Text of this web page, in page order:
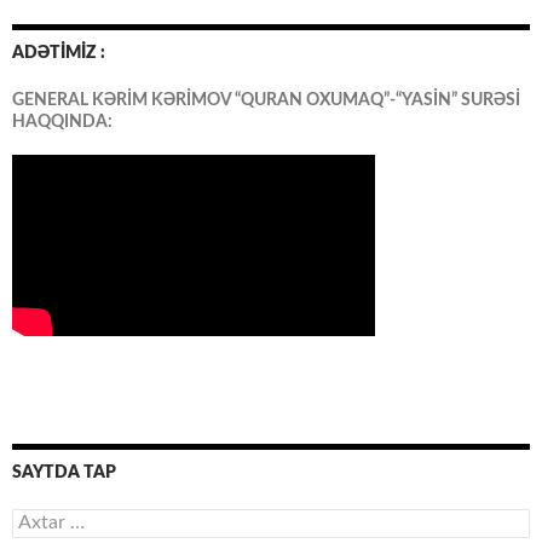
ADƏTİMİZ :
GENERAL KƏRİM KƏRİMOV “QURAN OXUMAQ”-“YASİN” SURƏSİ
HAQQINDA:
SAYTDA TAP
Axtarış: